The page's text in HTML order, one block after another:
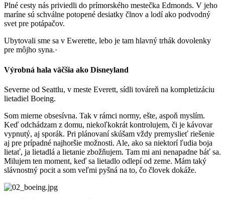
Plné cesty nás priviedli do prímorského mestečka Edmonds. V jeho
maríne sú schválne potopené desiatky člnov a lodí ako podvodný
svet pre potápačov.
Ubytovali sme sa v Ewerette, lebo je tam hlavný trhák dovolenky
pre môjho syna.·
Výrobná hala väčšia ako Disneyland
Severne od Seattlu, v meste Everett, sídli továreň na kompletizáciu
lietadiel Boeing.
Som mierne obsesívna. Tak v rámci normy, ešte, aspoň myslím.
Keď odchádzam z domu, niekoľkokrát kontrolujem, či je kávovar
vypnutý, aj sporák. Pri plánovaní skúšam vždy premyslieť riešenie
aj pre prípadné najhoršie možnosti. Ale, ako sa niektorí ľudia boja
lietať, ja lietadlá a lietanie zbožňujem. Tam mi ani nenapadne báť sa.
Milujem ten moment, keď sa lietadlo odlepí od zeme. Mám taký
slávnostný pocit a som veľmi pyšná na to, čo človek dokáže.